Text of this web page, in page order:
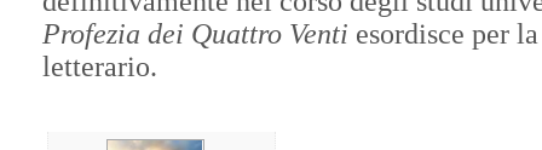
Profezia dei Quattro Venti esordisce per
letterario.